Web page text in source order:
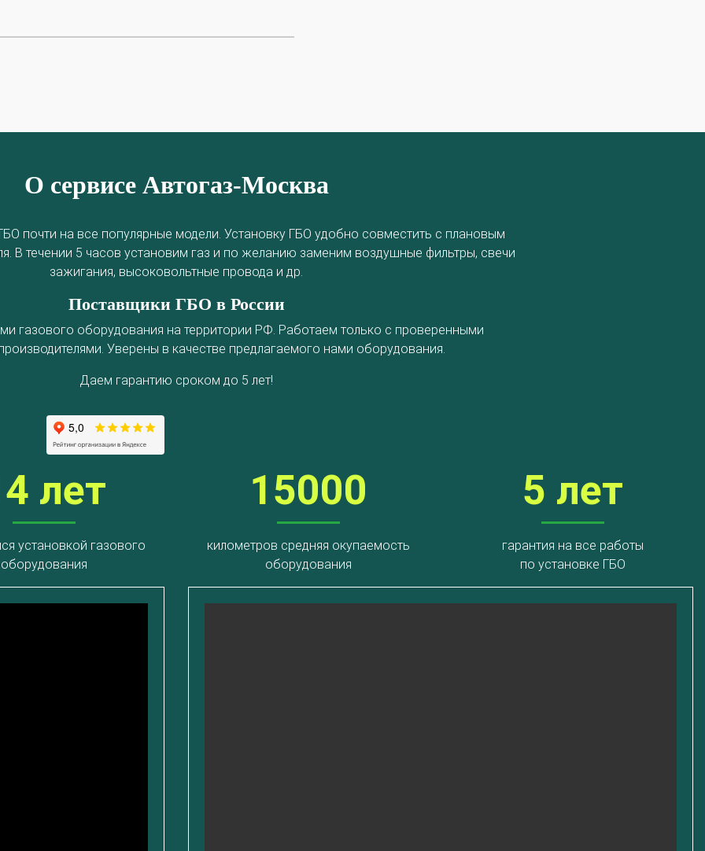
— ваш консультант Николай
О сервисе Автогаз-Москва
почти на все популярные модели. Установку ГБО удобно совместить с плановым
В течении 5 часов установим газ и по желанию заменим воздушные фильтры, свечи
зажигания, высоковольтные провода и др.
Поставщики ГБО в России
газового оборудования на территории РФ. Работаем только с проверенными
Уверены в качестве предлагаемого нами оборудования.
Даем гарантию сроком до 5 лет!
лет
установкой газового
оборудования
15000
километров средняя окупаемость
оборудования
5 лет
гарантия на все работы
по установке ГБО